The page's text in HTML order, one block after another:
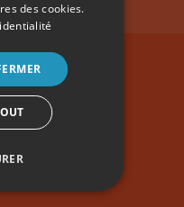
des cookies.